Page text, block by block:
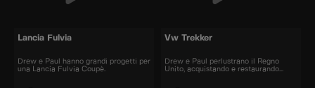
Lancia Fulvia
Drew e Paul hanno grandi progetti per
una Lancia Fulvia Coupè.
Vw Trekker
Drew e Paul perlustrano il Regno
Unito, acquistando e restaurando